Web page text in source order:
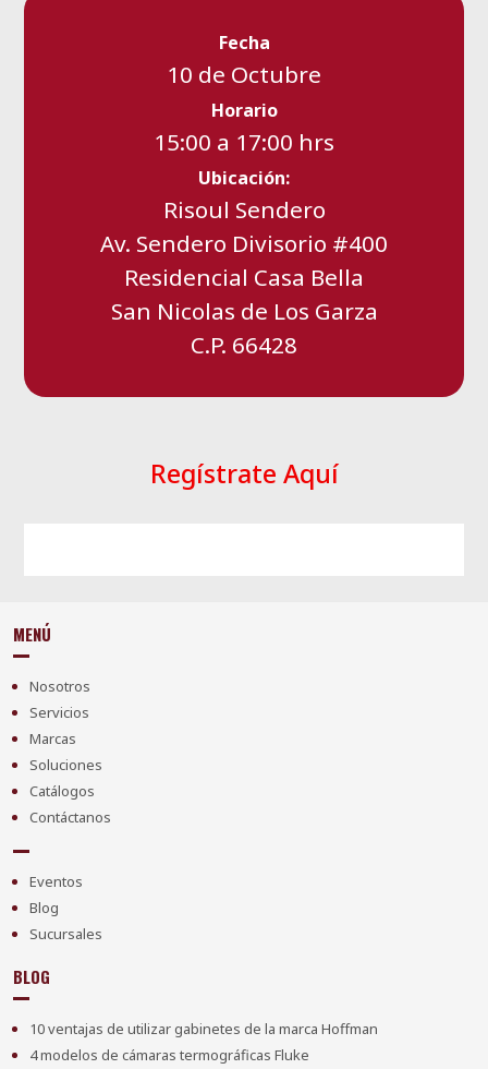
Fecha
10 de Octubre
Horario
15:00 a 17:00 hrs
Ubicación:
Risoul Sendero
Av. Sendero Divisorio #400
Residencial Casa Bella
San Nicolas de Los Garza
C.P. 66428
Regístrate Aquí
MENÚ
Nosotros
Servicios
Marcas
Soluciones
Catálogos
Contáctanos
Eventos
Blog
Sucursales
BLOG
10 ventajas de utilizar gabinetes de la marca Hoffman
4 modelos de cámaras termográficas Fluke